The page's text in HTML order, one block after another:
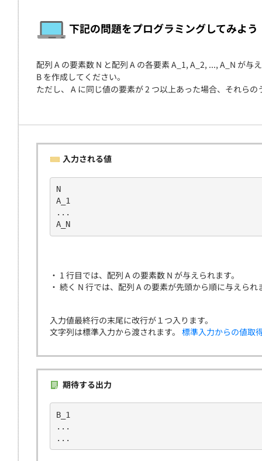
契約
下記の問題をプログラミングしてみよう
配列 A の要素数 N と配列 A の各要素 A_1, A_2, ..., A_N が
B を作成してください。
ただし、 A に同じ値の要素が 2 つ以上あった場合、それら
入力される値
N
A_1
...
A_N
・ 1 行目では、配列 A の要素数 N が与えられます。
・ 続く N 行では、配列 A の要素が先頭から順に与えられ
入力値最終行の末尾に改行が１つ入ります。
文字列は標準入力から渡されます。 標準入力からの値取
期待する出力
B_1
...
...